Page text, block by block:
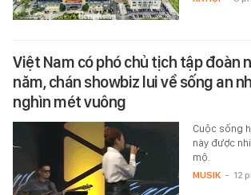
Việt Nam có phó chủ tịch tập đoàn
năm, chán showbiz lui về sống an
nghìn mét vuông
Cuộc sống
này được
mộ.
MUSIK - 12